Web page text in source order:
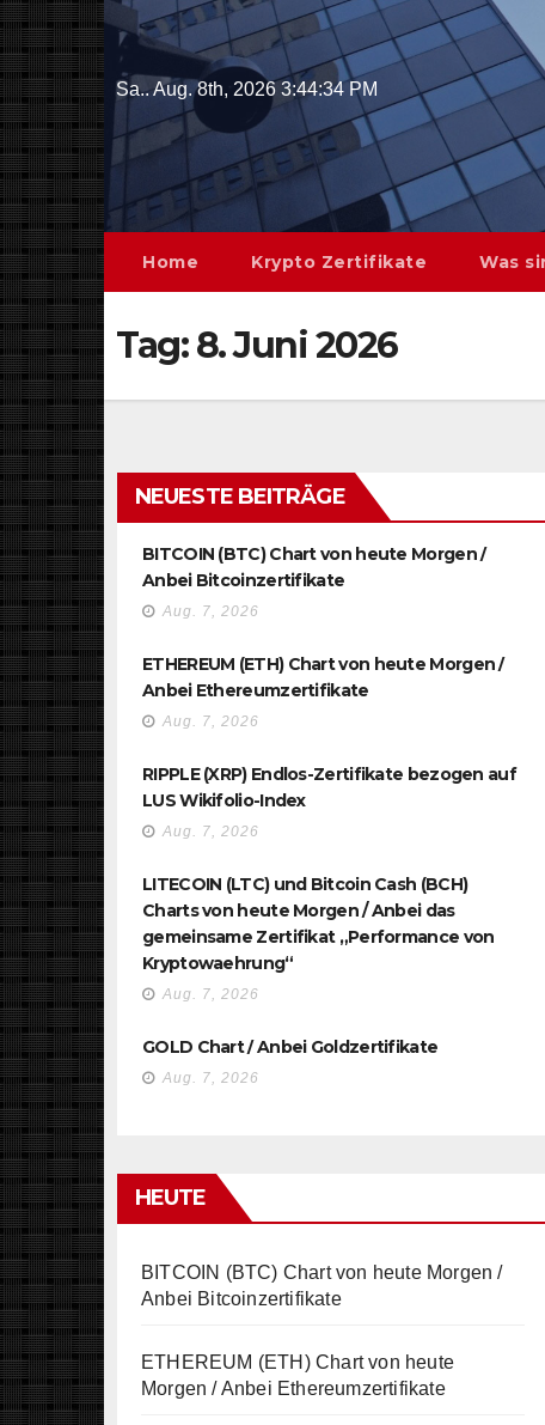
Skip
to
content
Sa.. Aug. 8th, 2026 3:44:35 PM
Home Krypto Zertifikate Was
Tag:8. Juni 2026
NEUESTE BEITRÄGE
BITCOIN (BTC) Chart von heute Morgen /
Anbei Bitcoinzertifikate
Aug. 7, 2026
ETHEREUM (ETH) Chart von heute Morgen /
Anbei Ethereumzertifikate
Aug. 7, 2026
RIPPLE (XRP) Endlos-Zertifikate bezogen auf
LUS Wikifolio-Index
Aug. 7, 2026
LITECOIN (LTC) und Bitcoin Cash (BCH)
Charts von heute Morgen / Anbei das
gemeinsame Zertifikat „Performance von
Kryptowaehrung“
Aug. 7, 2026
GOLD Chart / Anbei Goldzertifikate
Aug. 7, 2026
HEUTE
BITCOIN (BTC) Chart von heute Morgen /
Anbei Bitcoinzertifikate
ETHEREUM (ETH) Chart von heute
Morgen / Anbei Ethereumzertifikate